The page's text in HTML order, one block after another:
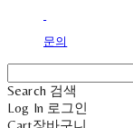
문의
Search 검색
Log In 로그인
Cart장바구니